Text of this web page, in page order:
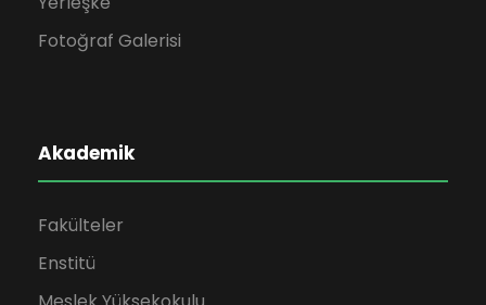
Fotoğraf Galerisi
Akademik
Fakülteler
Enstitü